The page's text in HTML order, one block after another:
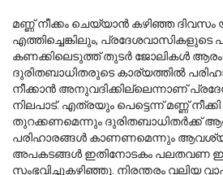
മണ്ണ് നീക്കം ചെയ്യാൻ കഴിഞ്ഞ
എത്തിച്ചെങ്കിലും, പ്രദേശവാസികളുടെ
കണക്കിലെടുത്ത് തുടർ ജോലികൾ
ദുരിതബാധിതരുടെ കാര്യത്തിൽ
നീക്കാൻ അനുവദിക്കില്ലെന്നാണ്
നിലപാട്. എത്രയും പെട്ടെന്ന് മണ്ണ്
തുറക്കണമെന്നും ദുരിതബാധിതർക്ക്
പരിഹാരങ്ങൾ കാണണമെന്നും
അപകടങ്ങൾ ഇതിനോടകം പലതവണ
സംഭവിച്ചുകഴിഞ്ഞു. നിരന്തരം വലിയ